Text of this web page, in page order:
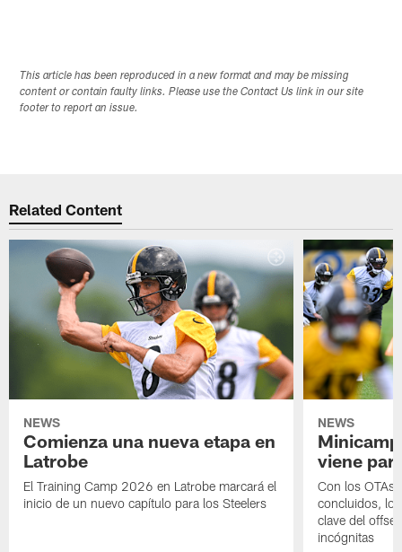
This article has been reproduced in a new format and may be missing
content or contain faulty links. Please use the Contact Us link in our site
footer to report an issue.
Related Content
NEWS
Comienza una nueva etapa en
Latrobe
El Training Camp 2026 en Latrobe marcará el
inicio de un nuevo capítulo para los Steelers
NEWS
viene
Con los OTAs
concluidos,
clave del
incógnitas